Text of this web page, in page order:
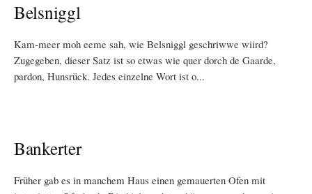
Belsniggl
Kam-meer moh eeme sah, wie Belsniggl geschriwwe wiird?
Zugegeben, dieser Satz ist so etwas wie quer dorch de Gaarde,
pardon, Hunsrück. Jedes einzelne Wort ist o...
Bankerter
Früher gab es in manchem Haus einen gemauerten Ofen mit